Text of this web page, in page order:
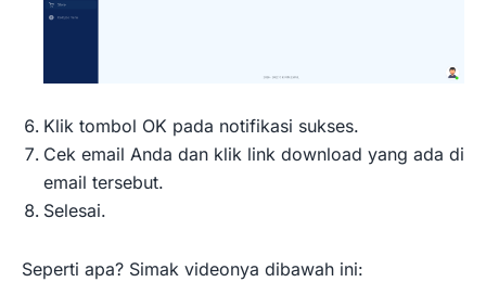
Klik tombol OK pada notifikasi sukses.
Cek email Anda dan klik link download yang ada di
email tersebut.
Selesai.
Seperti apa? Simak videonya dibawah ini: